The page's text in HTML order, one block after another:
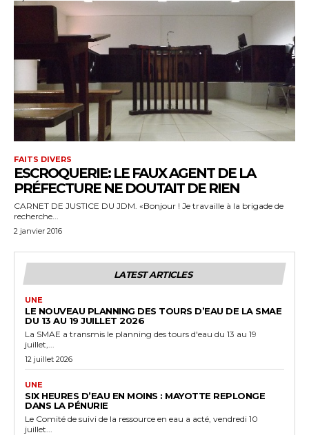
FAITS DIVERS
ESCROQUERIE: LE FAUX AGENT DE LA
PRÉFECTURE NE DOUTAIT DE RIEN
CARNET DE JUSTICE DU JDM. «Bonjour ! Je travaille à la brigade de
recherche...
2 janvier 2016
LATEST ARTICLES
UNE
LE NOUVEAU PLANNING DES TOURS D’EAU DE LA SMAE
DU 13 AU 19 JUILLET 2026
La SMAE a transmis le planning des tours d'eau du 13 au 19
juillet,...
12 juillet 2026
UNE
SIX HEURES D’EAU EN MOINS : MAYOTTE REPLONGE
DANS LA PÉNURIE
Le Comité de suivi de la ressource en eau a acté, vendredi 10
juillet...